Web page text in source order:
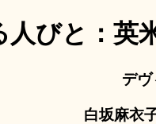
人びと：英
デヴ
白坂麻衣